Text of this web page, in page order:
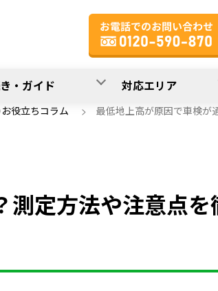
・ガイド 対応エリア
役立ちコラム > 最低地上高が原因で車検が
測定方法や注意点を